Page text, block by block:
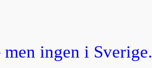
ingen i Sverige.